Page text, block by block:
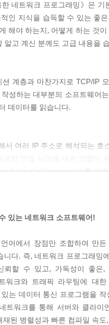
한 네트워크 프로그래밍》은
인 지식을 습득할 수 있는 좋
해야 하는지, 어떻게 하는 것
알고 계신 분께도 고급 내용을
계층과 마찬가지로 TCP/IP
성하는 대부분의 소프트웨어
데이터를 읽습니다.
서 여러 IP 주소로 해석되는
에러를 반
. 이 인터페이스는 UDP가 스
가지로 Go에서는 net/http 패
이지를 직접 렌더링해 주지
거나, 애플리케이션 계층 프로
있는 네트워크 소프트웨어!
어에서 장점만 조합하여 만
니다. 즉, 네트워크 프로그래밍
뢰할 수 있고, 가독성이 좋
워크와 트래픽 라우팅에 대
는 데이터 통신 프로그램을
트워크를 통해 서버와 클라
재된 병렬성과 빠른 컴파일 속